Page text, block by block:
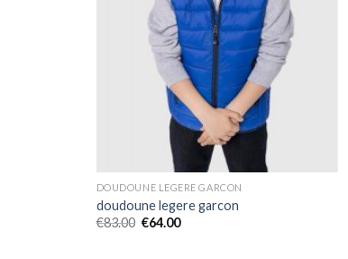
DOUDOUNE LEGERE GARCON
doudoune legere garcon
€83.00 €64.00